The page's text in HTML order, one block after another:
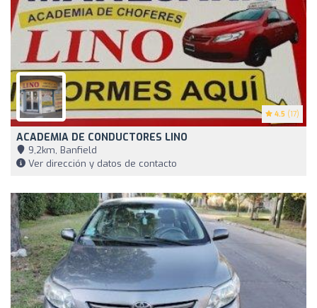
4.5 (17)
ACADEMIA DE CONDUCTORES LINO
9,2km, Banfield
Ver dirección y datos de contacto